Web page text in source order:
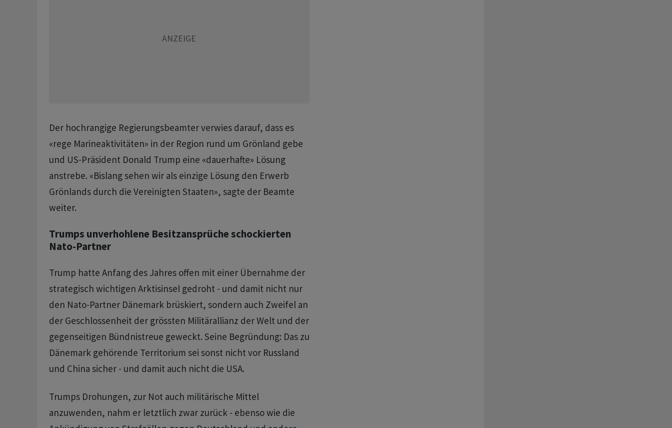
Der hochrangige Regierungsbeamter verwies darauf, dass es
«rege Marineaktivitäten» in der Region rund um Grönland gebe
und US-Präsident Donald Trump eine «dauerhafte» Lösung
anstrebe. «Bislang sehen wir als einzige Lösung den Erwerb
Grönlands durch die Vereinigten Staaten», sagte der Beamte
weiter.
Trumps unverhohlene Besitzansprüche schockierten
Nato-Partner
Trump hatte Anfang des Jahres offen mit einer Übernahme der
strategisch wichtigen Arktisinsel gedroht - und damit nicht nur
den Nato-Partner Dänemark brüskiert, sondern auch Zweifel an
der Geschlossenheit der grössten Militärallianz der Welt und der
gegenseitigen Bündnistreue geweckt. Seine Begründung: Das zu
Dänemark gehörende Territorium sei sonst nicht vor Russland
und China sicher - und damit auch nicht die USA.
Trumps Drohungen, zur Not auch militärische Mittel
anzuwenden, nahm er letztlich zwar zurück - ebenso wie die